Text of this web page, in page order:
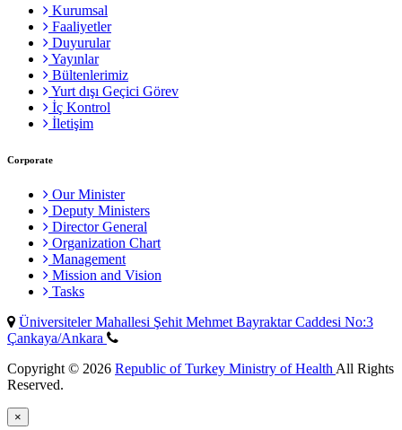
Kurumsal
Faaliyetler
Duyurular
Yayınlar
Bültenlerimiz
Yurt dışı Geçici Görev
İç Kontrol
İletişim
Corporate
Our Minister
Deputy Ministers
Director General
Organization Chart
Management
Mission and Vision
Tasks
Üniversiteler Mahallesi Şehit Mehmet Bayraktar Caddesi No:3
Çankaya/Ankara
Copyright © 2026 Republic of Turkey Ministry of HealthAll Rights
Reserved.
×